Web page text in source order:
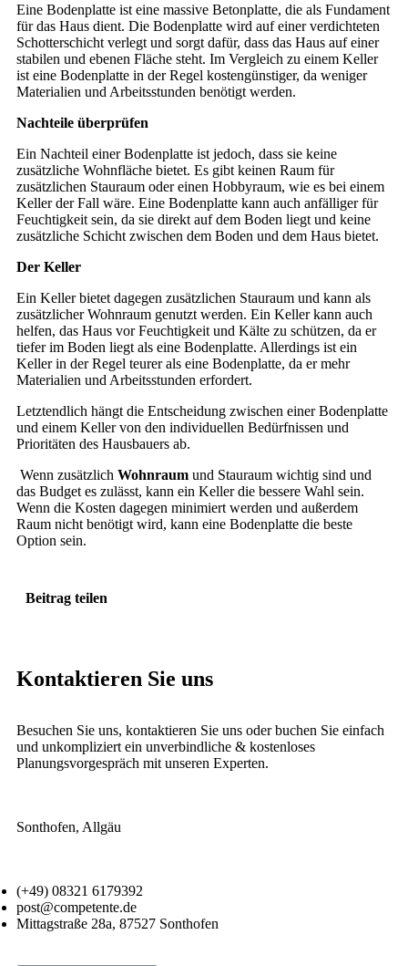
Eine Bodenplatte ist eine massive Betonplatte, die als Fundament
für das Haus dient. Die Bodenplatte wird auf einer verdichteten
Schotterschicht verlegt und sorgt dafür, dass das Haus auf einer
stabilen und ebenen Fläche steht. Im Vergleich zu einem Keller
ist eine Bodenplatte in der Regel kostengünstiger, da weniger
Materialien und Arbeitsstunden benötigt werden.
Nachteile überprüfen
Ein Nachteil einer Bodenplatte ist jedoch, dass sie keine
zusätzliche Wohnfläche bietet. Es gibt keinen Raum für
zusätzlichen Stauraum oder einen Hobbyraum, wie es bei einem
Keller der Fall wäre. Eine Bodenplatte kann auch anfälliger für
Feuchtigkeit sein, da sie direkt auf dem Boden liegt und keine
zusätzliche Schicht zwischen dem Boden und dem Haus bietet.
Der Keller
Ein Keller bietet dagegen zusätzlichen Stauraum und kann als
zusätzlicher Wohnraum genutzt werden. Ein Keller kann auch
helfen, das Haus vor Feuchtigkeit und Kälte zu schützen, da er
tiefer im Boden liegt als eine Bodenplatte. Allerdings ist ein
Keller in der Regel teurer als eine Bodenplatte, da er mehr
Materialien und Arbeitsstunden erfordert.
Letztendlich hängt die Entscheidung zwischen einer Bodenplatte
und einem Keller von den individuellen Bedürfnissen und
Prioritäten des Hausbauers ab.
Wenn zusätzlich Wohnraum und Stauraum wichtig sind und
das Budget es zulässt, kann ein Keller die bessere Wahl sein.
Wenn die Kosten dagegen minimiert werden und außerdem
Raum nicht benötigt wird, kann eine Bodenplatte die beste
Option sein.
Beitrag teilen
Kontaktieren Sie uns
Besuchen Sie uns, kontaktieren Sie uns oder buchen Sie einfach
und unkompliziert ein unverbindliche & kostenloses
Planungsvorgespräch mit unseren Experten.
Sonthofen, Allgäu
(+49) 08321 6179392
post@competente.de
Mittagstraße 28a, 87527 Sonthofen